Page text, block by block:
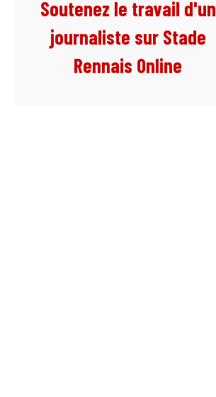
Soutenez le travail d'un
journaliste sur Stade
Rennais Online